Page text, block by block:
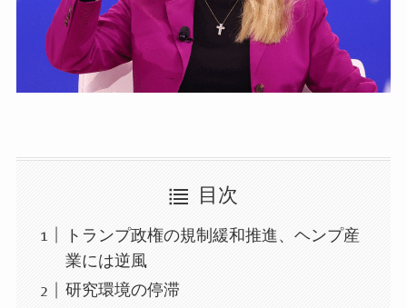
目次
トランプ政権の規制緩和推進、ヘンプ産
業には逆風
研究環境の停滞